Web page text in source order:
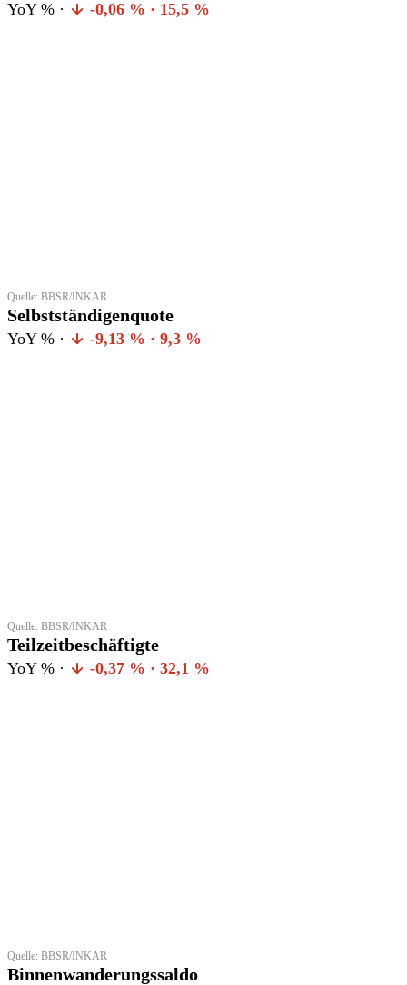
YoY % · -0,06 % · 15,5 %
Quelle: BBSR/INKAR
Selbstständigenquote
YoY % · -9,13 % · 9,3 %
Quelle: BBSR/INKAR
Teilzeitbeschäftigte
YoY % · -0,37 % · 32,1 %
Quelle: BBSR/INKAR
Binnenwanderungssaldo